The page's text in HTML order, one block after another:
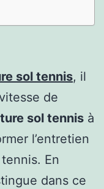
sol tennis, il
de
sol tennis à
l’entretien
En
dans ce